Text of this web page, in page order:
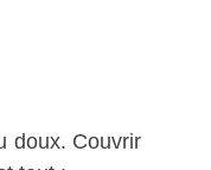
doux. Couvrir